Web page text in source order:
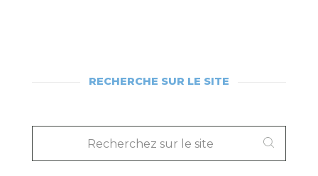
RECHERCHE SUR LE SITE
RECHERCHEZ
LE
SITE